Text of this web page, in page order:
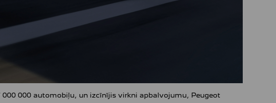
000 automobiļu, un izcīnījis virkni apbalvojumu, Peugeot